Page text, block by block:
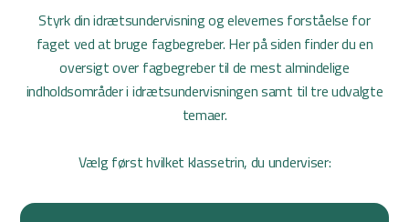
Styrk din idrætsundervisning og elevernes forståelse for
faget ved at bruge fagbegreber. Her på siden finder du en
oversigt over fagbegreber til de mest almindelige
indholdsområder i idrætsundervisningen samt til tre udvalgte
temaer.
Vælg først hvilket klassetrin, du underviser: